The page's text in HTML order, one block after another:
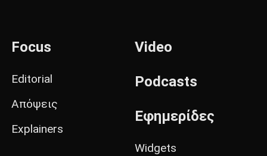
Focus
Editorial
Απόψεις
Explainers
Video
Podcasts
Εφημερίδες
Widgets